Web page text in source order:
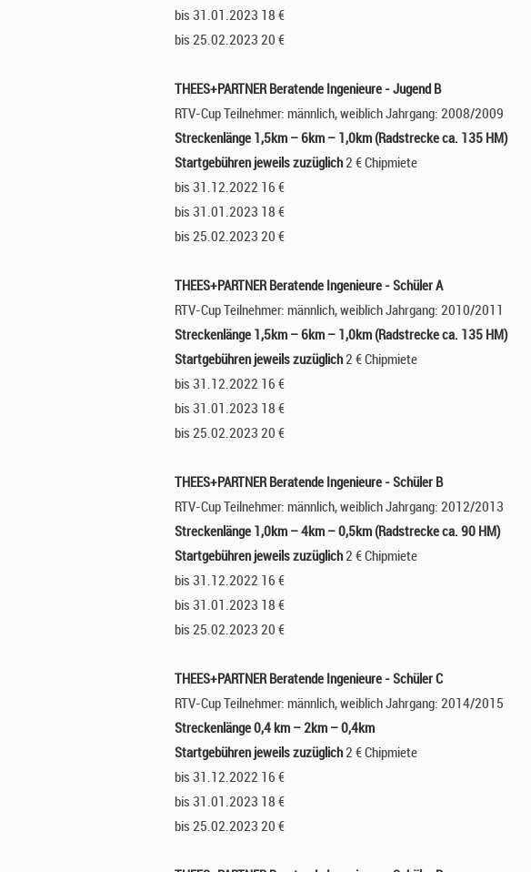
bis 31.01.2023 18 €
bis 25.02.2023 20 €
THEES+PARTNER Beratende Ingenieure - Jugend B
RTV-Cup Teilnehmer: männlich, weiblich Jahrgang: 2008/2009
Streckenlänge 1,5km – 6km – 1,0km (Radstrecke ca. 135 HM)
Startgebühren jeweils zuzüglich2 € Chipmiete
bis 31.12.2022 16 €
bis 31.01.2023 18 €
bis 25.02.2023 20 €
THEES+PARTNER Beratende Ingenieure - Schüler A
RTV-Cup Teilnehmer: männlich, weiblich Jahrgang: 2010/2011
Streckenlänge 1,5km – 6km – 1,0km (Radstrecke ca. 135 HM)
Startgebühren jeweils zuzüglich2 € Chipmiete
bis 31.12.2022 16 €
bis 31.01.2023 18 €
bis 25.02.2023 20 €
THEES+PARTNER Beratende Ingenieure - Schüler B
RTV-Cup Teilnehmer: männlich, weiblich Jahrgang: 2012/2013
Streckenlänge 1,0km – 4km – 0,5km (Radstrecke ca. 90 HM)
Startgebühren jeweils zuzüglich2 € Chipmiete
bis 31.12.2022 16 €
bis 31.01.2023 18 €
bis 25.02.2023 20 €
THEES+PARTNER Beratende Ingenieure - Schüler C
RTV-Cup Teilnehmer: männlich, weiblich Jahrgang: 2014/2015
Streckenlänge 0,4 km – 2km – 0,4km
Startgebühren jeweils zuzüglich2 € Chipmiete
bis 31.12.2022 16 €
bis 31.01.2023 18 €
bis 25.02.2023 20 €